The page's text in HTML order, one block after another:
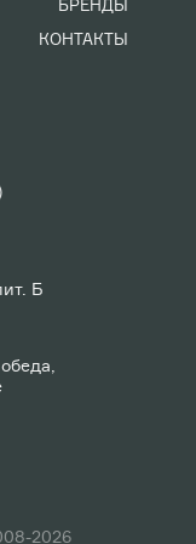
БРЕНДЫ
КОНТАКТЫ
Б
2026